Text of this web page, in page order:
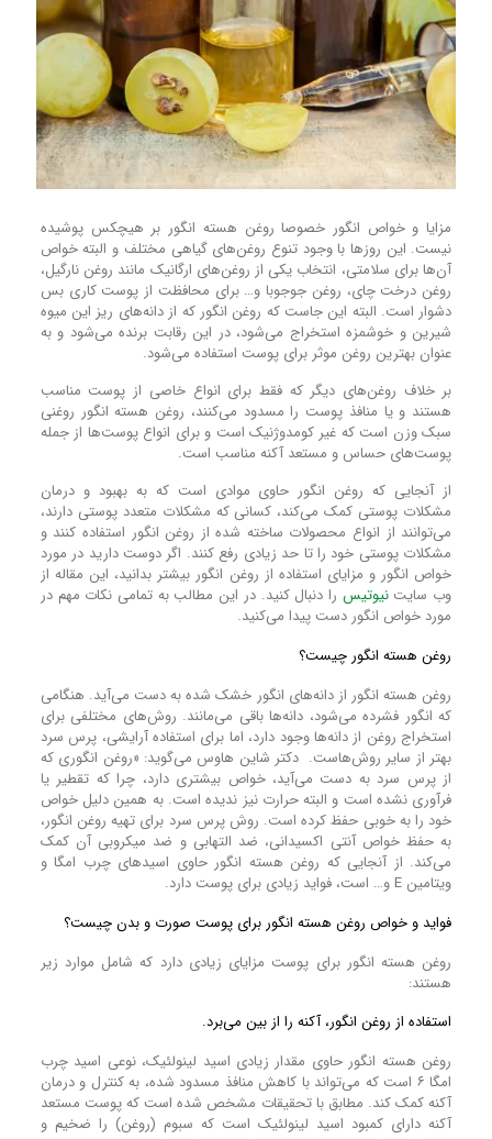
مزایا و خواص انگور خصوصا روغن هسته انگور بر هیچکس پوشیده
نیست. این روز‌ها با وجود تنوع روغن‌های گیاهی مختلف و البته خواص
آن‌ها برا‌ی سلامتی، انتخاب یکی از روغن‌های ارگانیک مانند روغن نارگیل،
روغن درخت چای، روغن جوجوبا و… برای محافظت از پوست کاری بس
دشوار است. البته این جاست که روغن انگور که از دانه‌های ریز این میوه
شیرین و خوشمزه استخراج می‌شود، در این رقابت برنده می‌شود و به
عنوان بهترین روغن موثر برای پوست استفاده می‌شود.
بر خلاف روغن‌های دیگر که فقط برای انواع خاصی از پوست مناسب
هستند و یا منافذ پوست را مسدود می‌کنند، روغن هسته انگور روغنی
سبک وزن است که غیر کومدوژنیک است و برای انواع پوست‌ها از جمله
پوست‌های حساس و مستعد آکنه مناسب است.
از آنجایی که روغن انگور حاوی موادی است که به بهبود و درمان
مشکلات پوستی کمک می‌کند، کسانی که مشکلات متعدد پوستی دارند،
می‌توانند از انواع محصولات ساخته شده از روغن انگور استفاده کنند و
مشکلات پوستی خود را تا حد زیادی رفع کنند. اگر دوست دارید در مورد
خواص انگور و مزایای استفاده از روغن انگور بیشتر بدانید، این مقاله از
وب سایتنیوتیس را دنبال کنید. در این مطالب به تمامی نکات مهم در
مورد خواص انگور دست پیدا می‌کنید.
روغن هسته انگور چیست؟
روغن هسته انگور از دانه‌های انگور خشک شده به دست می‌آید. هنگامی
که انگور فشرده می‌شود، دانه‌ها باقی می‌مانند. روش‌های مختلفی برای
استخراج روغن از دانه‌ها وجود دارد، اما برای استفاده آرایشی، پرس سرد
بهتر از سایر روش‌هاست. دکتر شاین هاوس می‌گوید: «روغن انگوری که
از پرس سرد به دست می‌آید، خواص بیشتری دارد، چرا که تقطیر یا
فرآوری نشده‌ است و البته حرارت نیز ندیده‌ است. به همین دلیل خواص
خود را به خوبی حفظ کرده‌ است. روش پرس سرد برای تهیه روغن انگور،
به حفظ خواص آنتی اکسیدانی، ضد التهابی و ضد میکروبی آن کمک
می‌کند. از آنجایی که روغن هسته انگور حاوی اسید‌های چرب امگا و
ویتامین E و… است، فواید زیادی برای پوست دارد.
فواید و خواص روغن هسته انگور برای پوست صورت و بدن چیست؟
روغن هسته انگور برای پوست مزایای زیادی دارد که شامل موارد زیر
هستند:
استفاده از روغن انگور، آکنه را از بین می‌برد.
روغن هسته انگور حاوی مقدار زیادی اسید لینولئیک، نوعی اسید چرب
امگا ۶ است که می‌تواند با کاهش منافذ مسدود شده، به کنترل و درمان
آکنه کمک کند. مطابق با تحقیقات مشخص شده است که پوست مستعد
آکنه دارای کمبود اسید لینولئیک است که سبوم (روغن) را ضخیم و